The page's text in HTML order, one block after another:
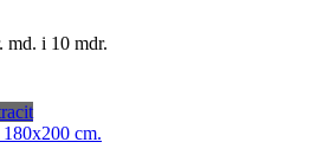
md. i 10 mdr.